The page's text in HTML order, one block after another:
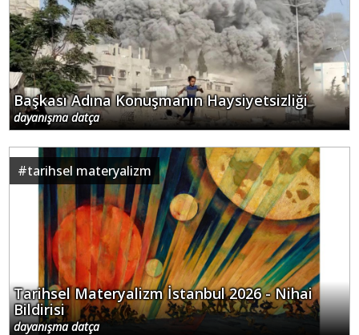
Başkası Adına Konuşmanın Haysiyetsizliği
dayanışma datça
#tarihsel materyalizm
Tarihsel Materyalizm İstanbul 2026 - Nihai
Bildirisi
dayanışma datça